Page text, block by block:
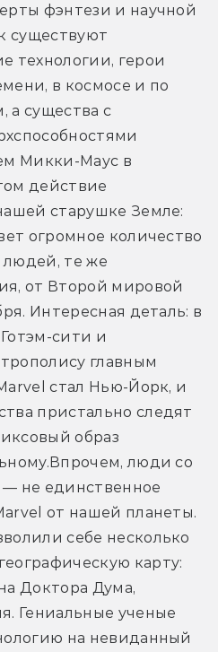
фэнтези и научной
существуют
технологии, герои
в космосе и по
а существа с
Микки-Маус в
действие
старушке Земле:
огромное количество
те же
от Второй мировой
Интересная деталь: в
сити и
главным
стал Нью-Йорк, и
пристально следят
образ
Впрочем, люди со
— не единственное
от нашей планеты.
себе несколько
карту:
Доктора Дума,
Гениальные ученые
на невиданный